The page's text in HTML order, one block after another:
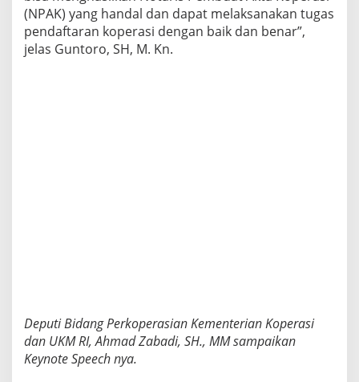
(NPAK) yang handal dan dapat melaksanakan tugas
pendaftaran koperasi dengan baik dan benar”,
jelas Guntoro, SH, M. Kn.
Deputi Bidang Perkoperasian Kementerian Koperasi
dan UKM RI, Ahmad Zabadi, SH., MM sampaikan
Keynote Speech nya.